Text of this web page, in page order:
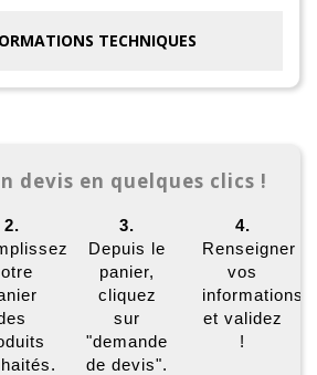
TECHNIQUES
devis en quelques clics !
2.
3.
Depuis le
panier,
cliquez
sur
"demande
de devis".
4.
Renseigner
vos
informations
et validez
!